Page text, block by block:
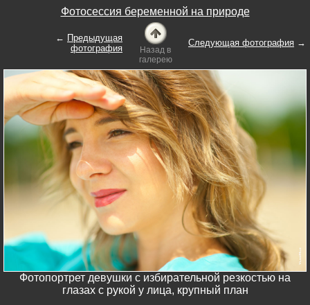
Фотосессия беременной на природе
← Предыдущая
фотография
Назад в
галерею
Следующая фотография →
Фотопортрет девушки с избирательной резкостью на
глазах с рукой у лица, крупный план